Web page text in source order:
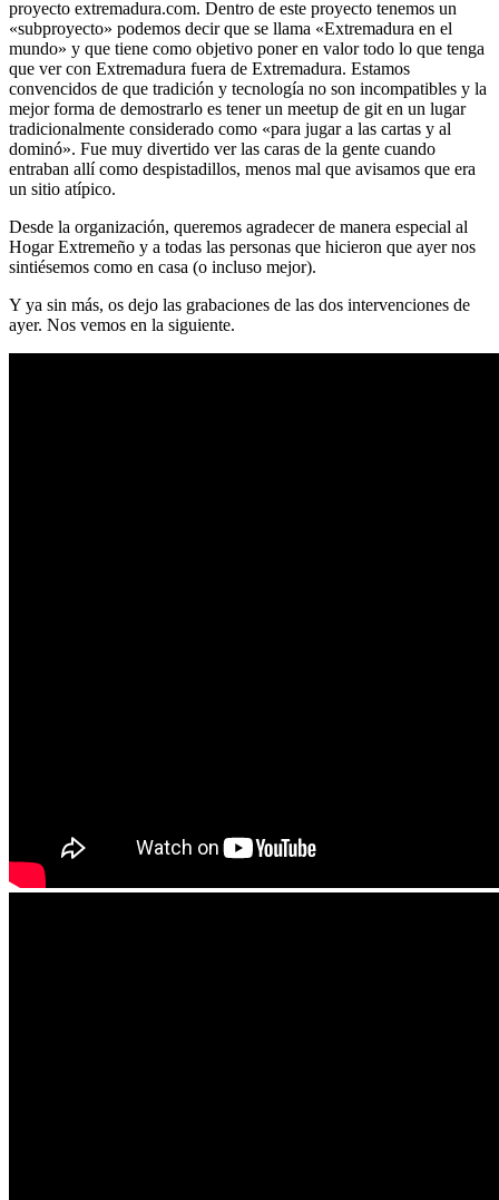
proyecto extremadura.com. Dentro de este proyecto tenemos un
«subproyecto» podemos decir que se llama «Extremadura en el
mundo» y que tiene como objetivo poner en valor todo lo que tenga
que ver con Extremadura fuera de Extremadura. Estamos
convencidos de que tradición y tecnología no son incompatibles y la
mejor forma de demostrarlo es tener un meetup de git en un lugar
tradicionalmente considerado como «para jugar a las cartas y al
dominó». Fue muy divertido ver las caras de la gente cuando
entraban allí como despistadillos, menos mal que avisamos que era
un sitio atípico.
Desde la organización, queremos agradecer de manera especial al
Hogar Extremeño y a todas las personas que hicieron que ayer nos
sintiésemos como en casa (o incluso mejor).
Y ya sin más, os dejo las grabaciones de las dos intervenciones de
ayer. Nos vemos en la siguiente.